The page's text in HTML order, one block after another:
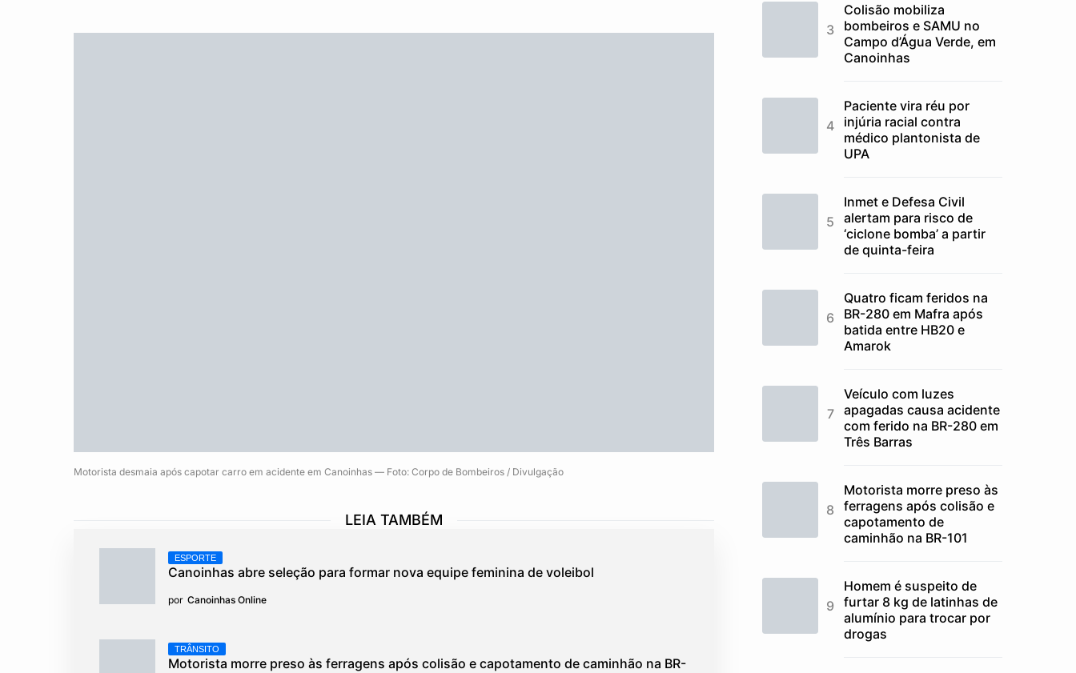
Motorista desmaia após capotar carro em acidente em Canoinhas — Foto: Corpo de Bombeiros / Divulgação
LEIA TAMBÉM
ESPORTE
Canoinhas abre seleção para formar nova equipe feminina de voleibol
por Canoinhas Online
TRÂNSITO
Motorista morre preso às ferragens após colisão e capotamento de caminhão na BR-
Colisão mobiliza
bombeiros e SAMU no
Campo d’Água Verde, em
Canoinhas
Paciente vira réu por
injúria racial contra
médico plantonista de
UPA
Inmet e Defesa Civil
alertam para risco de
‘ciclone bomba’ a partir
de quinta-feira
Quatro ficam feridos na
BR-280 em Mafra após
batida entre HB20 e
Amarok
Veículo com luzes
apagadas causa acidente
com ferido na BR-280 em
Três Barras
Motorista morre preso às
ferragens após colisão e
capotamento de
caminhão na BR-101
Homem é suspeito de
furtar 8 kg de latinhas de
alumínio para trocar por
drogas